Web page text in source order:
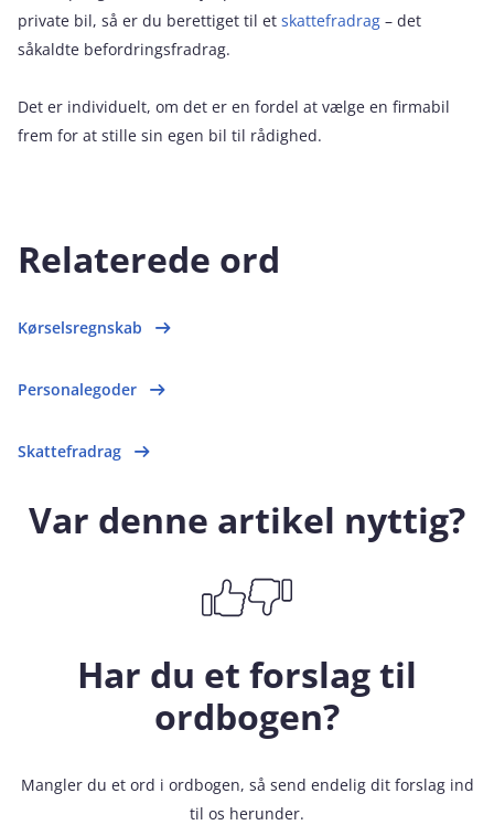
private bil, så er du berettiget til et skattefradrag – det
såkaldte befordringsfradrag.
Det er individuelt, om det er en fordel at vælge en firmabil
frem for at stille sin egen bil til rådighed.
Relaterede ord
Kørselsregnskab
Personalegoder
Skattefradrag
Var denne artikel nyttig?
Har du et forslag til
ordbogen?
Mangler du et ord i ordbogen, så send endelig dit forslag ind
til os herunder.